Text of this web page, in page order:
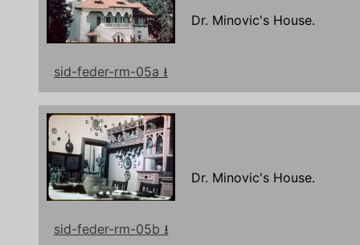
sid-feder-rm-05a ⭳
Dr. Minovic's House.
sid-feder-rm-05b ⭳
Dr. Minovic's House.